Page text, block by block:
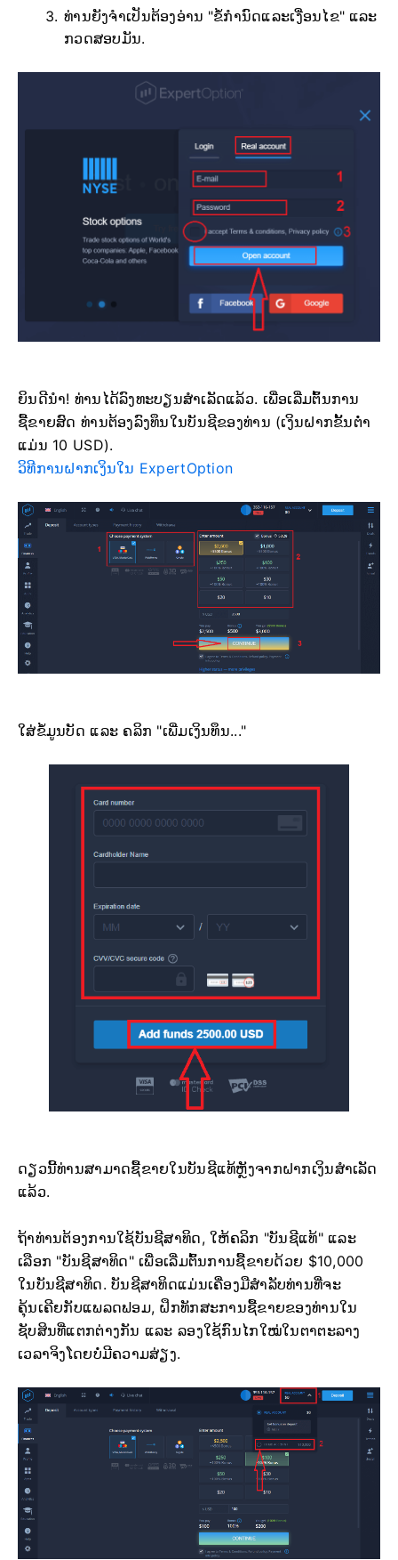
ທ່ານຍັງຈໍາເປັນຕ້ອງອ່ານ "ຂໍ້ກໍານົດແລະເງື່ອນໄຂ" ແລະ
ກວດສອບມັນ.
ຍິນດີນຳ! ທ່ານໄດ້ລົງທະບຽນສຳເລັດແລ້ວ. ເພື່ອເລີ່ມຕົ້ນການ
ຊື້ຂາຍສົດ ທ່ານຕ້ອງລົງທຶນໃນບັນຊີຂອງທ່ານ (ເງິນຝາກຂັ້ນຕ່ຳ
ແມ່ນ 10 USD).
ວິທີການຝາກເງິນໃນ ExpertOption
ໃສ່ຂໍ້ມູນບັດ ແລະ ຄລິກ "ເພີ່ມເງິນທຶນ..."
ດຽວນີ້ທ່ານສາມາດຊື້ຂາຍໃນບັນຊີແທ້ຫຼັງຈາກຝາກເງິນສຳເລັດ
ແລ້ວ.
ຖ້າທ່ານຕ້ອງການໃຊ້ບັນຊີສາທິດ, ໃຫ້ຄລິກ "ບັນຊີແທ້" ແລະ
ເລືອກ "ບັນຊີສາທິດ" ເພື່ອເລີ່ມຕົ້ນການຊື້ຂາຍດ້ວຍ $10,000
ໃນບັນຊີສາທິດ. ບັນຊີສາທິດແມ່ນເຄື່ອງມືສຳລັບທ່ານທີ່ຈະ
ຄຸ້ນເຄີຍກັບແພລດຟອມ, ຝຶກທັກສະການຊື້ຂາຍຂອງທ່ານໃນ
ຊັບສິນທີ່ແຕກຕ່າງກັນ ແລະ ລອງໃຊ້ກົນໄກໃໝ່ໃນຕາຕະລາງ
ເວລາຈິງໂດຍບໍ່ມີຄວາມສ່ຽງ.